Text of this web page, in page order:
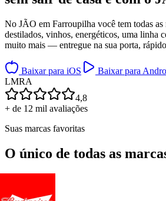
No JÃO em Farroupilha você tem todas as
destilados, vinhos, energéticos, uma linha
muito mais — entregue na sua porta,
Baixar para iOS
Baixar para
LMRA
4,8
+ de 12 mil avaliações
Suas marcas favoritas
O único de todas as